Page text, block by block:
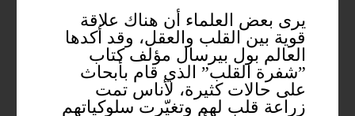
يرى بعض العلماء أن هناك علاقة
قوية بين القلب والعقل، وقد أكدها
العالم بول بيرسال مؤلف كتاب
”شفرة القلب” الذي قام بأبحاث
على حالات كثيرة، لأناس تمت
زراعة قلب لهم وتغيّرت سلوكياتهم